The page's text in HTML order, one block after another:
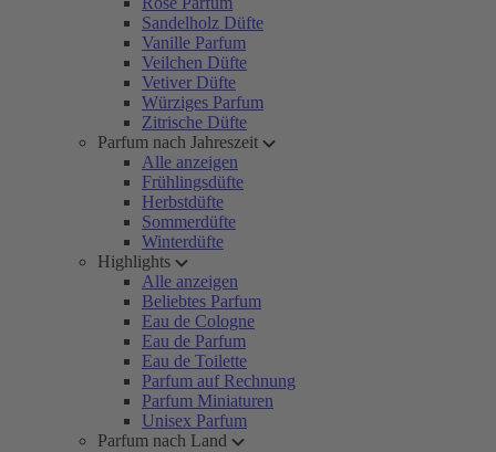
Sandelholz Düfte
Vanille Parfum
Veilchen Düfte
Vetiver Düfte
Würziges Parfum
Zitrische Düfte
Parfum nach Jahreszeit
Alle anzeigen
Frühlingsdüfte
Herbstdüfte
Sommerdüfte
Winterdüfte
Highlights
Alle anzeigen
Beliebtes Parfum
Eau de Cologne
Eau de Parfum
Eau de Toilette
Parfum auf Rechnung
Parfum Miniaturen
Unisex Parfum
Parfum nach Land